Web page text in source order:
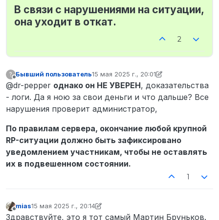
В связи с нарушениями на ситуации,
она уходит в откат.
2
?
Не в сети
Бывший пользователь15 мая 2025 г., 20:01
отредактировано Бывший
@dr-pepper однако он НЕ УВЕРЕН, доказательства
- логи. Да я ною за свои деньги и что дальше? Все
нарушения проверит администратор,
По правилам сервера, окончание любой крупной
RP-ситуации должно быть зафиксировано
уведомлением участникам, чтобы не оставлять
их в подвешенном состоянии.
1
mias15 мая 2025 г., 20:14
отредактировано mias
Здравствуйте, это я тот самый Мартин Бруньков.